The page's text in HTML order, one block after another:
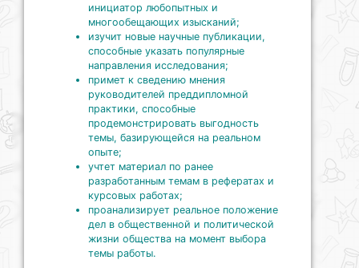
инициатор любопытных и
многообещающих изысканий;
изучит новые научные публикации,
способные указать популярные
направления исследования;
примет к сведению мнения
руководителей преддипломной
практики, способные
продемонстрировать выгодность
темы, базирующейся на реальном
опыте;
учтет материал по ранее
разработанным темам в рефератах и
курсовых работах;
проанализирует реальное положение
дел в общественной и политической
жизни общества на момент выбора
темы работы.